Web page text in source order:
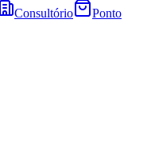
Consultório
Ponto